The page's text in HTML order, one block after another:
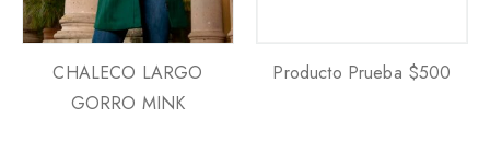
CHALECO LARGO
GORRO MINK
Producto Prueba $500